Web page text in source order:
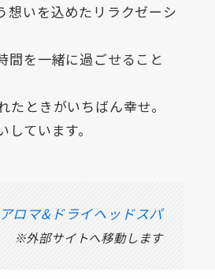
想いを込めたリラクゼーシ
間を一緒に過ごせること
ときがいちばん幸せ。
ています。
ロマ&ドライヘッドスパ
※外部サイトへ移動します